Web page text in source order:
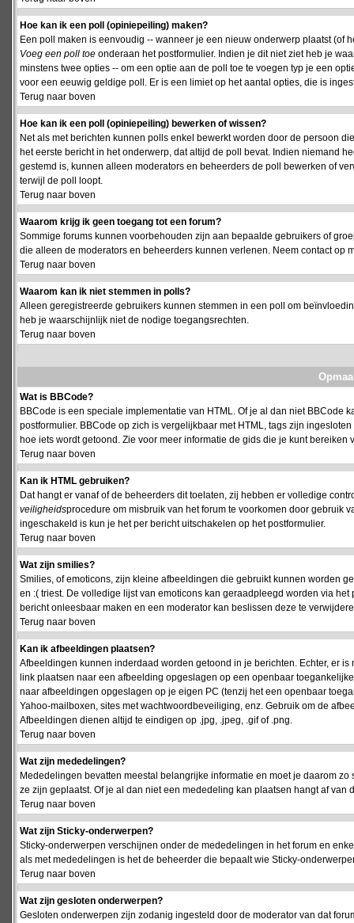
Hoe kan ik een poll (opiniepeiling) maken?
Een poll maken is eenvoudig -- wanneer je een nieuw onderwerp plaatst (of
Voeg een poll toe onderaan het postformulier. Indien je dit niet ziet heb je
minstens twee opties -- om een optie aan de poll toe te voegen typ je een
voor een eeuwig geldige poll. Er is een limiet op het aantal opties, die is
Terug naar boven
Hoe kan ik een poll (opiniepeiling) bewerken of wissen?
Net als met berichten kunnen polls enkel bewerkt worden door de persoon
het eerste bericht in het onderwerp, dat altijd de poll bevat. Indien niemand
gestemd is, kunnen alleen moderators en beheerders de poll bewerken of
terwijl de poll loopt.
Terug naar boven
Waarom krijg ik geen toegang tot een forum?
Sommige forums kunnen voorbehouden zijn aan bepaalde gebruikers of
die alleen de moderators en beheerders kunnen verlenen. Neem contact op
Terug naar boven
Waarom kan ik niet stemmen in polls?
Alleen geregistreerde gebruikers kunnen stemmen in een poll om
heb je waarschijnlijk niet de nodige toegangsrechten.
Terug naar boven
Wat is BBCode?
BBCode is een speciale implementatie van HTML. Of je al dan niet
postformulier. BBCode op zich is vergelijkbaar met HTML, tags zijn
hoe iets wordt getoond. Zie voor meer informatie de gids die je kunt bereiken
Terug naar boven
Kan ik HTML gebruiken?
Dat hangt er vanaf of de beheerders dit toelaten, zij hebben er volledige
veiligheidsprocedure om misbruik van het forum te voorkomen door gebruik
ingeschakeld is kun je het per bericht uitschakelen op het postformulier.
Terug naar boven
Wat zijn smilies?
Smilies, of emoticons, zijn kleine afbeeldingen die gebruikt kunnen worden
en :( triest. De volledige lijst van emoticons kan geraadpleegd worden via
bericht onleesbaar maken en een moderator kan beslissen deze te
Terug naar boven
Kan ik afbeeldingen plaatsen?
Afbeeldingen kunnen inderdaad worden getoond in je berichten. Echter, er
link plaatsen naar een afbeelding opgeslagen op een openbaar
naar afbeeldingen opgeslagen op je eigen PC (tenzij het een openbaar
Yahoo-mailboxen, sites met wachtwoordbeveiliging, enz. Gebruik om de
Afbeeldingen dienen altijd te eindigen op .jpg, .jpeg, .gif of .png.
Terug naar boven
Wat zijn mededelingen?
Mededelingen bevatten meestal belangrijke informatie en moet je daarom
ze zijn geplaatst. Of je al dan niet een mededeling kan plaatsen hangt af
Terug naar boven
Wat zijn Sticky-onderwerpen?
Sticky-onderwerpen verschijnen onder de mededelingen in het forum en
als met mededelingen is het de beheerder die bepaalt wie Sticky-
Terug naar boven
Wat zijn gesloten onderwerpen?
Gesloten onderwerpen zijn zodanig ingesteld door de moderator van dat